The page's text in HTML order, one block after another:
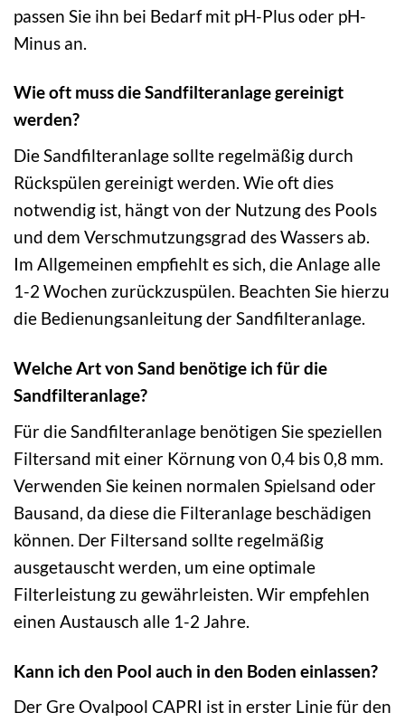
passen Sie ihn bei Bedarf mit pH-Plus oder pH-
Minus an.
Wie oft muss die Sandfilteranlage gereinigt
werden?
Die Sandfilteranlage sollte regelmäßig durch
Rückspülen gereinigt werden. Wie oft dies
notwendig ist, hängt von der Nutzung des Pools
und dem Verschmutzungsgrad des Wassers ab.
Im Allgemeinen empfiehlt es sich, die Anlage alle
1-2 Wochen zurückzuspülen. Beachten Sie hierzu
die Bedienungsanleitung der Sandfilteranlage.
Welche Art von Sand benötige ich für die
Sandfilteranlage?
Für die Sandfilteranlage benötigen Sie speziellen
Filtersand mit einer Körnung von 0,4 bis 0,8 mm.
Verwenden Sie keinen normalen Spielsand oder
Bausand, da diese die Filteranlage beschädigen
können. Der Filtersand sollte regelmäßig
ausgetauscht werden, um eine optimale
Filterleistung zu gewährleisten. Wir empfehlen
einen Austausch alle 1-2 Jahre.
Kann ich den Pool auch in den Boden einlassen?
Der Gre Ovalpool CAPRI ist in erster Linie für den